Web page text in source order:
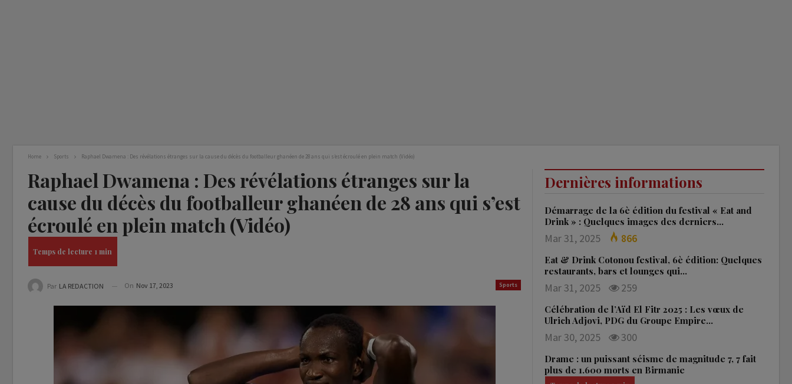
Home Sports Raphael Dwamena : Des révélations étranges sur la cause du décès du footballeur ghanéen de 28 ans qui s’est écroulé en plein match (Vidéo)
Raphael Dwamena : Des révélations étranges sur la
cause du décès du footballeur ghanéen de 28 ans qui s’est
écroulé en plein match (Vidéo)
Sports
Par LA REDACTION On Nov 17, 2023
Dernières informations
Démarrage de la 6è édition du festival « Eat and
Drink » : Quelques images des derniers…
Mar 31, 2025 866
Eat & Drink Cotonou festival, 6è édition: Quelques
restaurants, bars et lounges qui…
Mar 31, 2025 259
Célébration de l’Aïd El Fitr 2025 : Les vœux de
Ulrich Adjovi, PDG du Groupe Empire…
Mar 30, 2025 300
Drame : un puissant séisme de magnitude 7, 7 fait
plus de 1.600 morts en Birmanie